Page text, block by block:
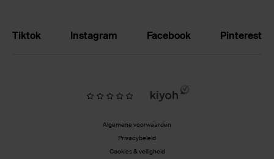
Tiktok Instagram Facebook Pinterest
Algemene voorwaarden
Privacybeleid
Cookies & veiligheid